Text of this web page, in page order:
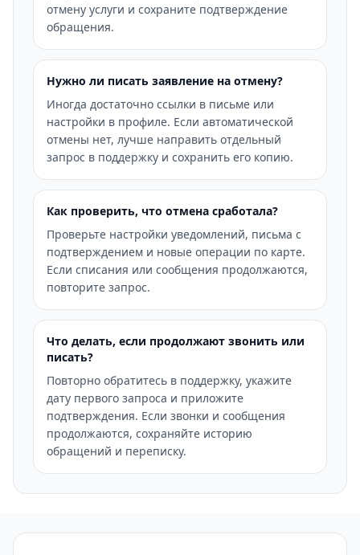
отмену услуги и сохраните подтверждение
обращения.
Нужно ли писать заявление на отмену?
Иногда достаточно ссылки в письме или
настройки в профиле. Если автоматической
отмены нет, лучше направить отдельный
запрос в поддержку и сохранить его копию.
Как проверить, что отмена сработала?
Проверьте настройки уведомлений, письма с
подтверждением и новые операции по карте.
Если списания или сообщения продолжаются,
повторите запрос.
Что делать, если продолжают звонить или
писать?
Повторно обратитесь в поддержку, укажите
дату первого запроса и приложите
подтверждения. Если звонки и сообщения
продолжаются, сохраняйте историю
обращений и переписку.